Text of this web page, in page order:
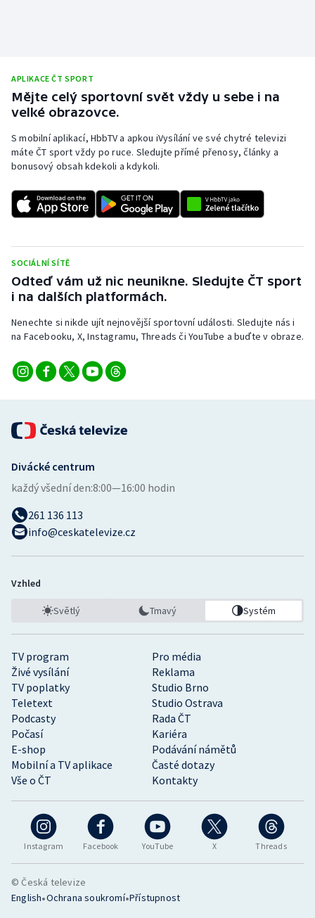
Vodní slalom
Volejbal
Ostatní
APLIKACE ČT SPORT
Mějte celý sportovní svět vždy u sebe i na
velké obrazovce.
S mobilní aplikací, HbbTV a apkou iVysílání ve své chytré televizi
máte ČT sport vždy po ruce. Sledujte přímé přenosy, články a
bonusový obsah kdekoli a kdykoli.
SOCIÁLNÍ SÍTĚ
Odteď vám už nic neunikne. Sledujte ČT sport
i na dalších platformách.
Nenechte si nikde ujít nejnovější sportovní události. Sledujte nás i
na Facebooku, X, Instagramu, Threads či YouTube a buďte v obraze.
Instagram Facebook YouTube X Threads
TV program
Pro média
Živé vysílání
Reklama
TV poplatky
Studio Brno
Teletext
Studio Ostrava
Podcasty
Rada ČT
Počasí
Kariéra
E-shop
Podávání námětů
Mobilní a TV aplikace
Časté dotazy
Vše o ČT
Kontakty
Divácké centrum
každý všední den:8:00—16:00 hodin
261 136 113
info@ceskatelevize.cz
Vzhled
Světlý Tmavý Systém
© Česká televize
English•Ochrana soukromí•Přístupnost